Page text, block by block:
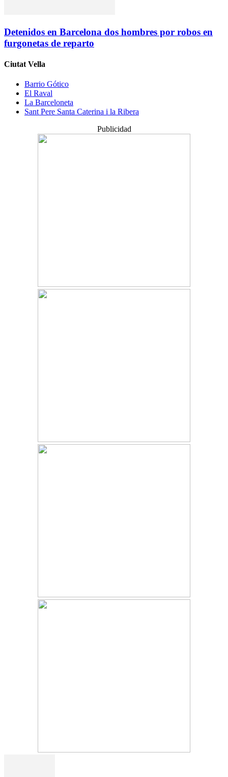
Detenidos en Barcelona dos hombres por robos en
furgonetas de reparto
Ciutat Vella
Barrio Gótico
El Raval
La Barceloneta
Sant Pere Santa Caterina i la Ribera
Publicidad